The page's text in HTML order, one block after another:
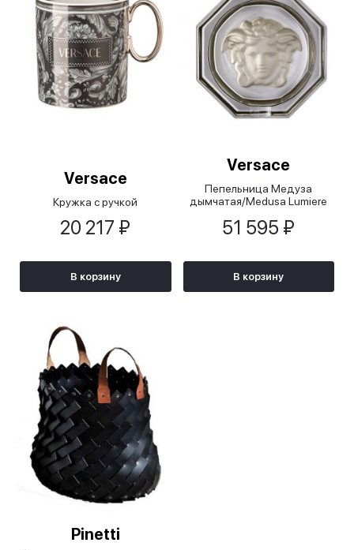
Versace
Кружка с ручкой
20 217 ₽
В корзину
Versace
Пепельница Медуза
дымчатая/Medusa Lumiere
51 595 ₽
В корзину
Pinetti